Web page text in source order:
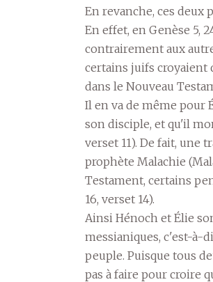
En revanche, ces
En effet, en Genèse 5,
contrairement aux
certains juifs croyaient
dans le Nouveau
Il en va de même pour
son disciple, et qu'il
verset 11). De fait, une
prophète Malachie
Testament, certains
16, verset 14).
Ainsi Hénoch et Élie
messianiques, c'est-à-
peuple. Puisque tous
pas à faire pour croire